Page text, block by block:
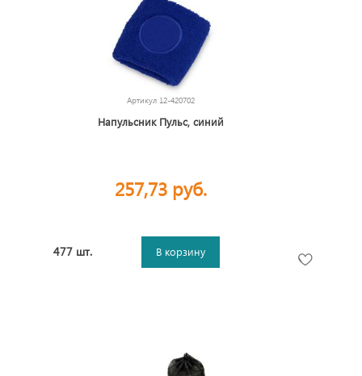
Артикул 12-420702
Напульсник Пульс, синий
257,73 руб.
477 шт. В корзину